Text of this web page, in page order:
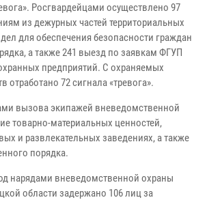
Росгвардейцами осуществлено 97
из дежурных частей территориальных
для обеспечения безопасности граждан
а также 241 выезд по заявкам ФГУП
предприятий. С охраняемых
отработано 72 сигнала «тревога».
вызова экипажей вневедомственной
товарно-материальных ценностей,
и развлекательных заведениях, а также
порядка.
нарядами вневедомственной охраны
области задержано 106 лиц за